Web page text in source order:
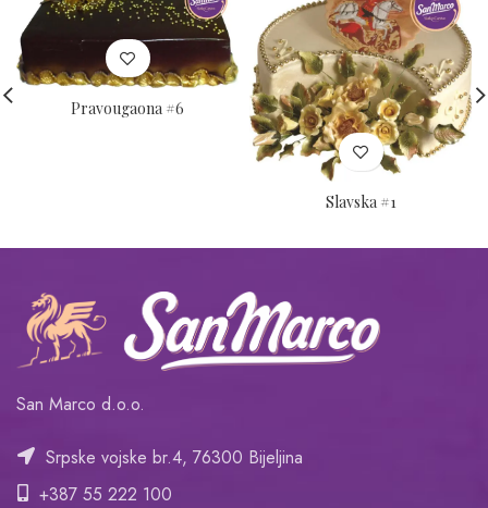
Pravougaona #6
Slavska #1
San Marco d.o.o.
Srpske vojske br.4, 76300 Bijeljina
+387 55 222 100